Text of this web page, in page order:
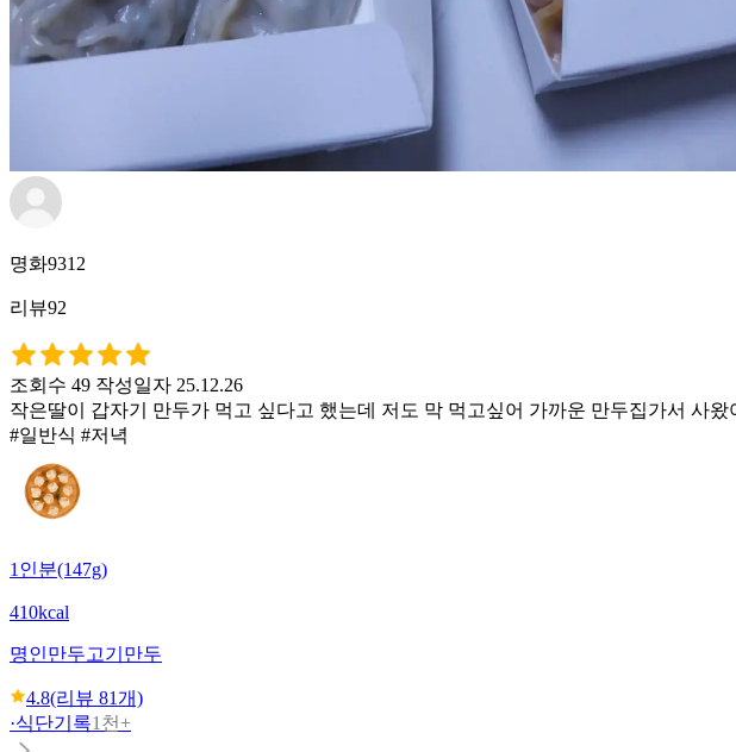
명화9312
리뷰92
조회수 49 작성일자 25.12.26
작은딸이 갑자기 만두가 먹고 싶다고 했는데 저도 막 먹고싶어 가까운 만두집가서 사
#일반식 #저녁
1인분(147g)
410kcal
명인만두고기만두
4.8(리뷰 81개)
·식단기록1천+